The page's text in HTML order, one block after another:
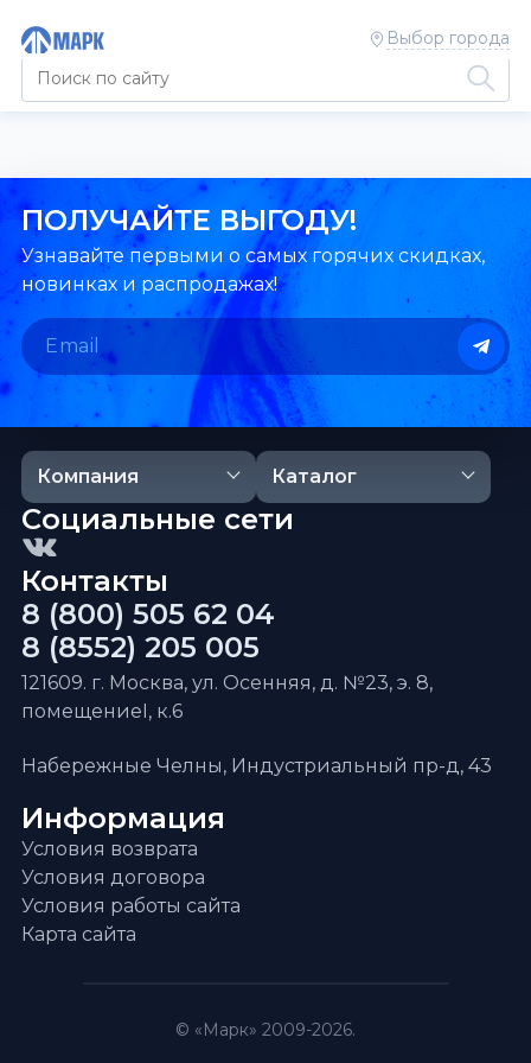
Выбор города
ПОЛУЧАЙТЕ ВЫГОДУ!
Узнавайте первыми о самых горячих скидках,
новинках и распродажах!
Компания Каталог
Информация
Условия возврата
Условия договора
Условия работы сайта
Карта сайта
Контакты
8 (800) 505 62 04
8 (8552) 205 005
121609. г. Москва, ул. Осенняя, д. №23, э. 8,
помещениеI, к.6
Набережные Челны, Индустриальный пр-д, 43
Социальные сети
© «Марк» 2009-2026.